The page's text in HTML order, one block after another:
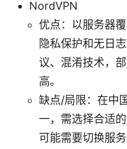
NordVPN
优点：以服务器
隐私保护和无日
议、混淆技术，
高。
缺点/局限：在中
一，需选择合适
可能需要切换服